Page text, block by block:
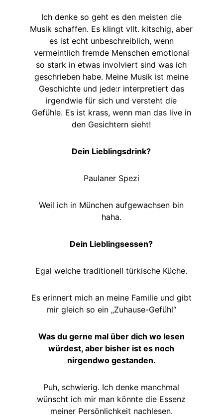
Ich denke so geht es den meisten die
Musik schaffen. Es klingt vllt. kitschig, aber
es ist echt unbeschreiblich, wenn
vermeintlich fremde Menschen emotional
so stark in etwas involviert sind was ich
geschrieben habe. Meine Musik ist meine
Geschichte und jede:r interpretiert das
irgendwie für sich und versteht die
Gefühle. Es ist krass, wenn man das live in
den Gesichtern sieht!
Dein Lieblingsdrink?
Paulaner Spezi
Weil ich in München aufgewachsen bin
haha.
Dein Lieblingsessen?
Egal welche traditionell türkische Küche.
Es erinnert mich an meine Familie und gibt
mir gleich so ein „Zuhause-Gefühl“
Was du gerne mal über dich wo lesen
würdest, aber bisher ist es noch
nirgendwo gestanden.
Puh, schwierig. Ich denke manchmal
wünscht ich mir man könnte die Essenz
meiner Persönlichkeit nachlesen.